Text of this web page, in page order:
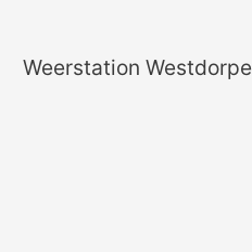
Weerstation Westdorpe